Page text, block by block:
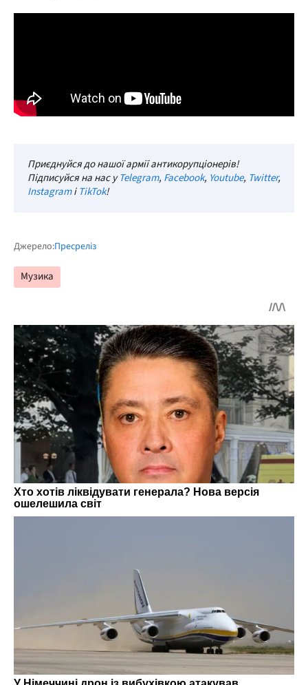
Приєднуйся до нашої армії антикорупціонерів!
Підписуйся на нас уTelegram, Facebook, Youtube, Twitter,
InstagramіTikTok!
Джерело:Пресреліз
Музика